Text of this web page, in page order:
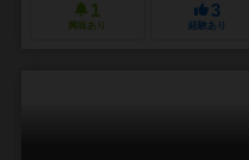
1
興味あり
3
経験あり